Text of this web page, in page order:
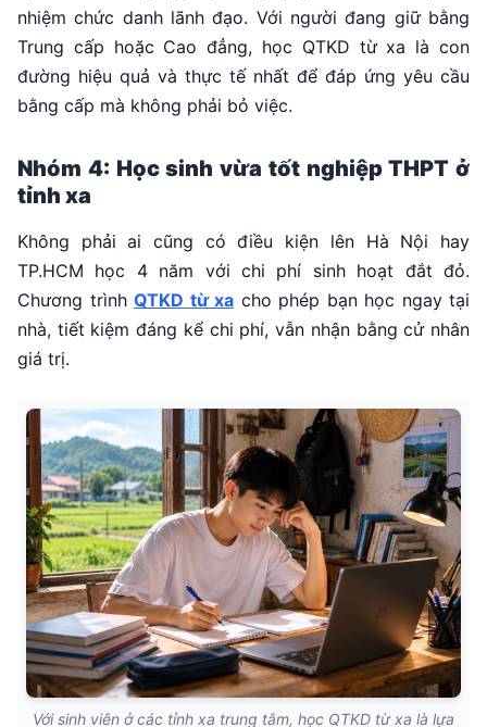
nhiệm chức danh lãnh đạo. Với người đang giữ bằng
Trung cấp hoặc Cao đẳng, học QTKD từ xa là con
đường hiệu quả và thực tế nhất để đáp ứng yêu cầu
bằng cấp mà không phải bỏ việc.
Nhóm 4: Học sinh vừa tốt nghiệp THPT ở
tỉnh xa
Không phải ai cũng có điều kiện lên Hà Nội hay
TP.HCM học 4 năm với chi phí sinh hoạt đắt đỏ.
Chương trình QTKD từ xa cho phép bạn học ngay tại
nhà, tiết kiệm đáng kể chi phí, vẫn nhận bằng cử nhân
giá trị.
Với sinh viên ở các tỉnh xa trung tâm, học QTKD từ xa là lựa